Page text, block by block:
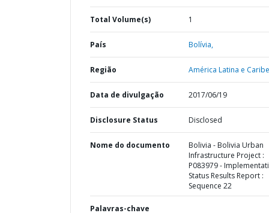
Total Volume(s) 1
País Bolívia,
Região América Latina e
Data de divulgação 2017/06/19
Disclosure Status Disclosed
Nome do documento
Bolivia - Bolivia Urban
Infrastructure Project :
P083979 -
Status Results Report :
Sequence 22
Palavras-chave